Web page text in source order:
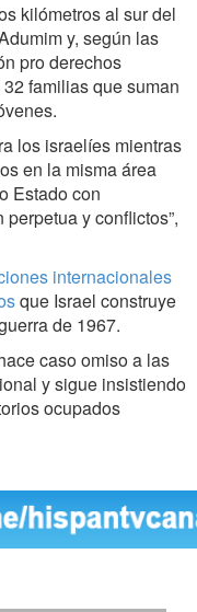
kilómetros al sur del
y, según las
pro derechos
familias que suman
los israelíes mientras
en la misma área
Estado con
y conflictos”,
internacionales
que Israel construye
de 1967.
caso omiso a las
y sigue insistiendo
ocupados